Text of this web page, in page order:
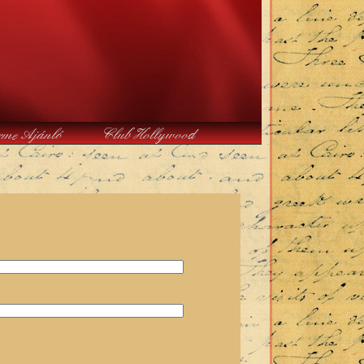
Ajánló Club Hollywood